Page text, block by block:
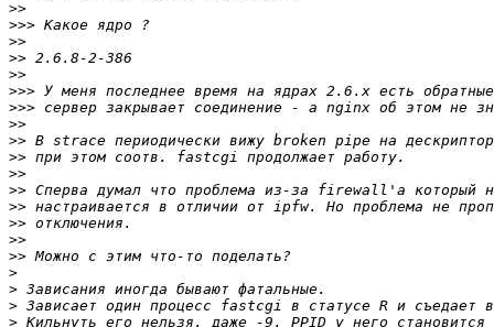
>>
>>>
>>
>>
>>
>>>
>>>
>>
>>
>>
>>
>>
>>
>>
>>
>>
>
>
>
>